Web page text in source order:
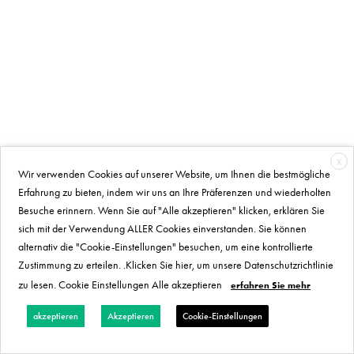
X
Wir verwenden Cookies auf unserer Website, um Ihnen die bestmögliche
Erfahrung zu bieten, indem wir uns an Ihre Präferenzen und wiederholten
Besuche erinnern. Wenn Sie auf "Alle akzeptieren" klicken, erklären Sie
sich mit der Verwendung ALLER Cookies einverstanden. Sie können
alternativ die "Cookie-Einstellungen" besuchen, um eine kontrollierte
Zustimmung zu erteilen. .Klicken Sie hier, um unsere Datenschutzrichtlinie
zu lesen. Cookie Einstellungen Alle akzeptieren
erfahren Sie mehr
akzeptieren Akzeptieren Cookie-Einstellungen